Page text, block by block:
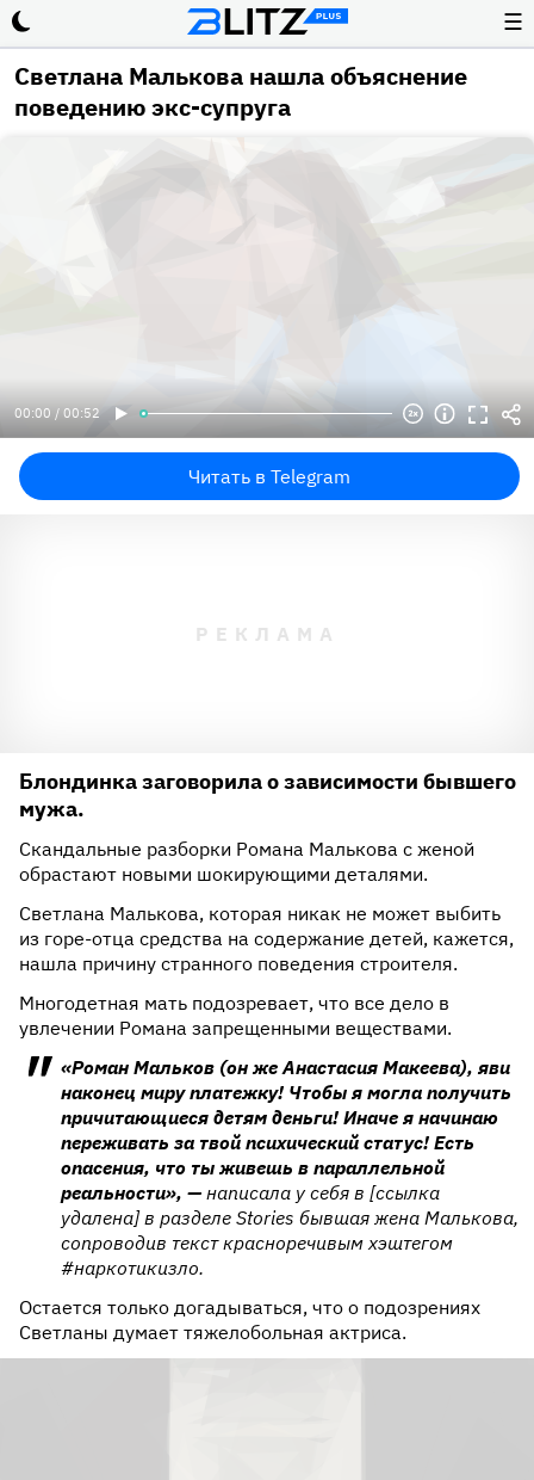
☰
Светлана Малькова нашла объяснение
поведению экс-супруга
00:00 / 00:52
Читать в Telegram
Блондинка заговорила о зависимости бывшего
мужа.
Скандальные разборки Романа Малькова с женой
обрастают новыми шокирующими деталями.
Светлана Малькова, которая никак не может выбить
из горе-отца средства на содержание детей, кажется,
нашла причину странного поведения строителя.
Многодетная мать подозревает, что все дело в
увлечении Романа запрещенными веществами.
«Роман Мальков (он же Анастасия Макеева), яви
наконец миру платежку! Чтобы я могла получить
причитающиеся детям деньги! Иначе я начинаю
переживать за твой психический статус! Есть
опасения, что ты живешь в параллельной
реальности», — написала у себя в [ссылка
удалена] в разделе Stories бывшая жена Малькова,
сопроводив текст красноречивым хэштегом
#наркотикизло.
Остается только догадываться, что о подозрениях
Светланы думает тяжелобольная актриса.